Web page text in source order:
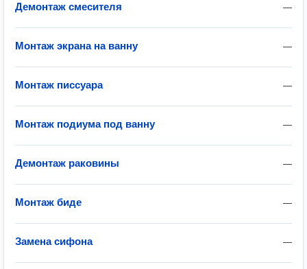
—
Демонтаж смесителя
—
Монтаж экрана на ванну
—
Монтаж писсуара
—
Монтаж подиума под ванну
—
Демонтаж раковины
—
Монтаж биде
—
Замена сифона